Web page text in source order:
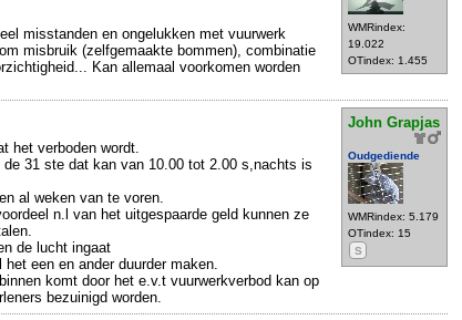
WMRindex:
19.022
OTindex: 1.455
misstanden en ongelukken met vuurwerk
misbruik (zelfgemaakte bommen), combinatie
Kan allemaal voorkomen worden
John Grapjas
Oudgediende
WMRindex: 5.179
OTindex: 15
S
het verboden wordt.
31 ste dat kan van 10.00 tot 2.00 s,nachts is
al weken van te voren.
n.l van het uitgespaarde geld kunnen ze
de lucht ingaat
een en ander duurder maken.
komt door het e.v.t vuurwerkverbod kan op
bezuinigd worden.